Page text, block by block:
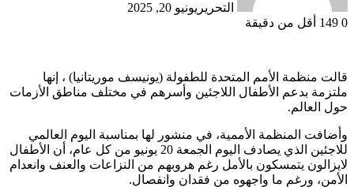
التحرير يونيو 20, 2025
0
أقل من دقيقة
قالت منظمة الأمم المتحدة للطفولة (يونيسف موريتانيا) ، إنها
ملتزمة بدعم الأطفال اللاجئين وأسرهم في مختلف مناطق الأزمات
حول العالم.
وأضافت المنظمة الأممية، في منشور لها بمناسبة اليوم العالمي
للاجئين الذي يصادف اليوم الجمعة 20 يونيو من كل عام، أن الأطفال
لايزالون يتمسكون بالأمل رغم هروبهم من النزاعات والعنف وانعدام
الأمن، ورغم ما واجهوه من فقدان وانفصال.